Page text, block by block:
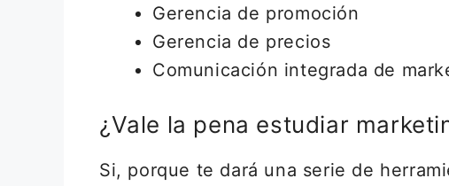
Gerencia de promoción
Gerencia de precios
Comunicación integrada de
¿Vale la pena estudiar
Si, porque te dará una serie de